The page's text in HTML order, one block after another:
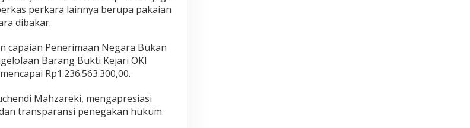
perkara lainnya berupa pakaian
dibakar.
capaian Penerimaan Negara Bukan
Barang Bukti Kejari OKI
Rp1.236.563.300,00.
Mahzareki, mengapresiasi
transparansi penegakan hukum.